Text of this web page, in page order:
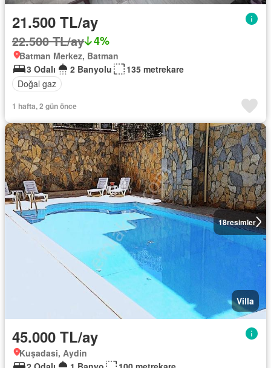
21.500 TL/ay
22.500 TL/ay 4%
Batman Merkez, Batman
3 Odalı
2 Banyolu
135 metrekare
Doğal gaz
1 hafta, 2 gün önce
18resimler
Villa
45.000 TL/ay
Kuşadasi, Aydin